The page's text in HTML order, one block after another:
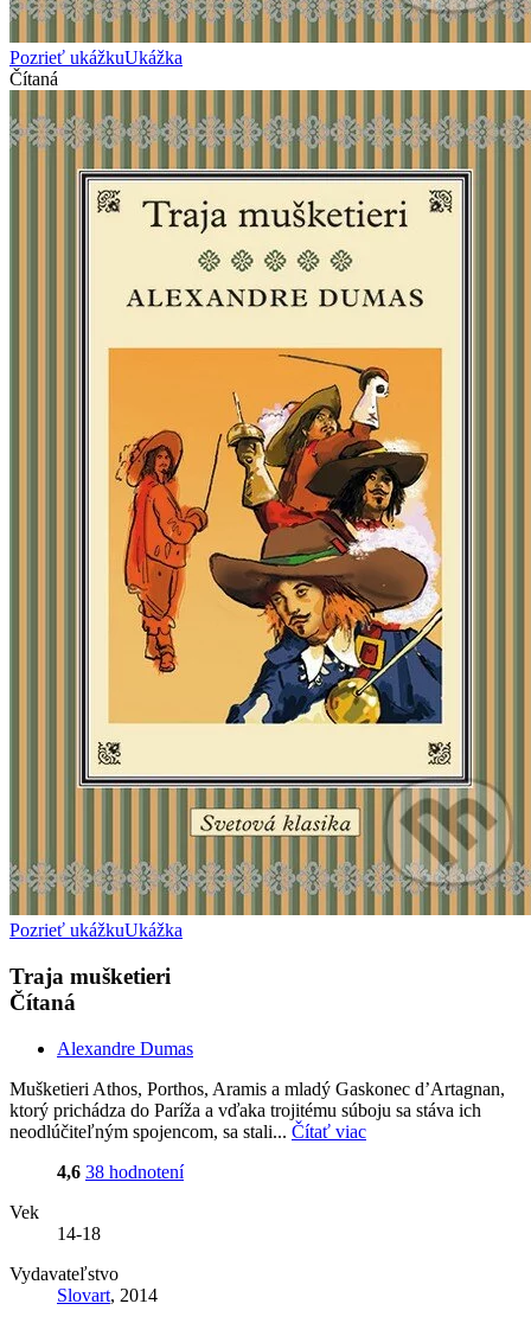
Pozrieť ukážkuUkážka
Čítaná
Pozrieť ukážkuUkážka
Traja mušketieri
Čítaná
Alexandre Dumas
Mušketieri Athos, Porthos, Aramis a mladý Gaskonec d’Artagnan,
ktorý prichádza do Paríža a vďaka trojitému súboju sa stáva ich
neodlúčiteľným spojencom, sa stali... Čítať viac
4,6 38 hodnotení
Vek
14-18
Vydavateľstvo
Slovart, 2014